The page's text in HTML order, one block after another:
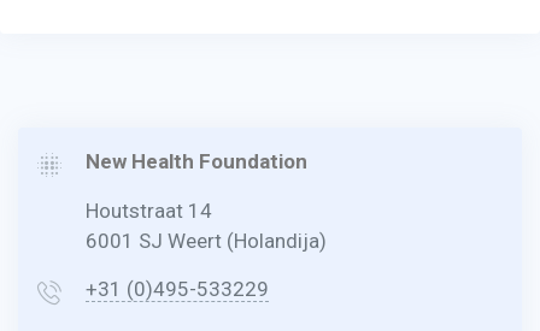
New Health Foundation
Houtstraat 14
6001 SJ Weert (Holandija)
+31 (0)495-533229